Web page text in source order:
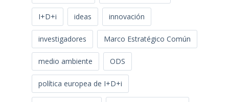
I+D+i ideas innovación
investigadores Marco Estratégico Común
medio ambiente ODS
política europea de I+D+i